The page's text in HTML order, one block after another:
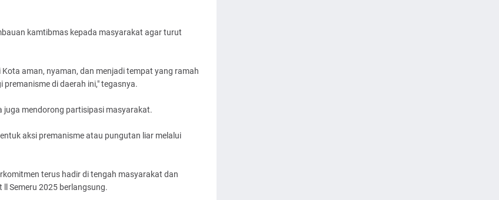
kamtibmas kepada masyarakat agar turut
aman, nyaman, dan menjadi tempat yang ramah
di daerah ini," tegasnya.
juga mendorong partisipasi masyarakat.
aksi premanisme atau pungutan liar melalui
terus hadir di tengah masyarakat dan
Semeru 2025 berlangsung.